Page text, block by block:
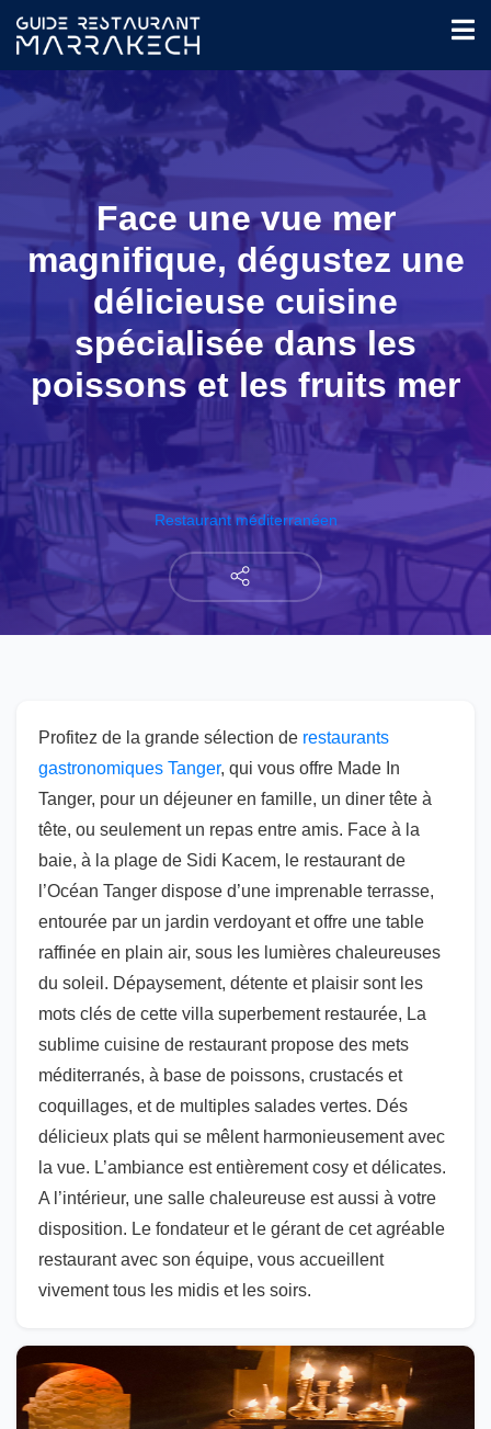
Face une vue mer
magnifique, dégustez une
délicieuse cuisine
spécialisée dans les
poissons et les fruits mer
Restaurant méditerranéen
Profitez de la grande sélection de restaurants
gastronomiques Tanger, qui vous offre Made In
Tanger, pour un déjeuner en famille, un diner tête à
tête, ou seulement un repas entre amis. Face à la
baie, à la plage de Sidi Kacem, le restaurant de
l’Océan Tanger dispose d’une imprenable terrasse,
entourée par un jardin verdoyant et offre une table
raffinée en plain air, sous les lumières chaleureuses
du soleil. Dépaysement, détente et plaisir sont les
mots clés de cette villa superbement restaurée, La
sublime cuisine de restaurant propose des mets
méditerranés, à base de poissons, crustacés et
coquillages, et de multiples salades vertes. Dés
délicieux plats qui se mêlent harmonieusement avec
la vue. L’ambiance est entièrement cosy et délicates.
A l’intérieur, une salle chaleureuse est aussi à votre
disposition. Le fondateur et le gérant de cet agréable
restaurant avec son équipe, vous accueillent
vivement tous les midis et les soirs.